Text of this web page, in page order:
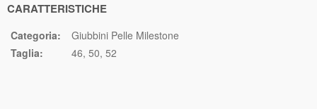
CARATTERISTICHE
Categoria:
Giubbini Pelle Milestone
Taglia:
46 50 52